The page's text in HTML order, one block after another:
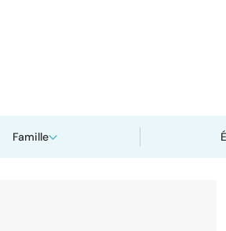
Famille